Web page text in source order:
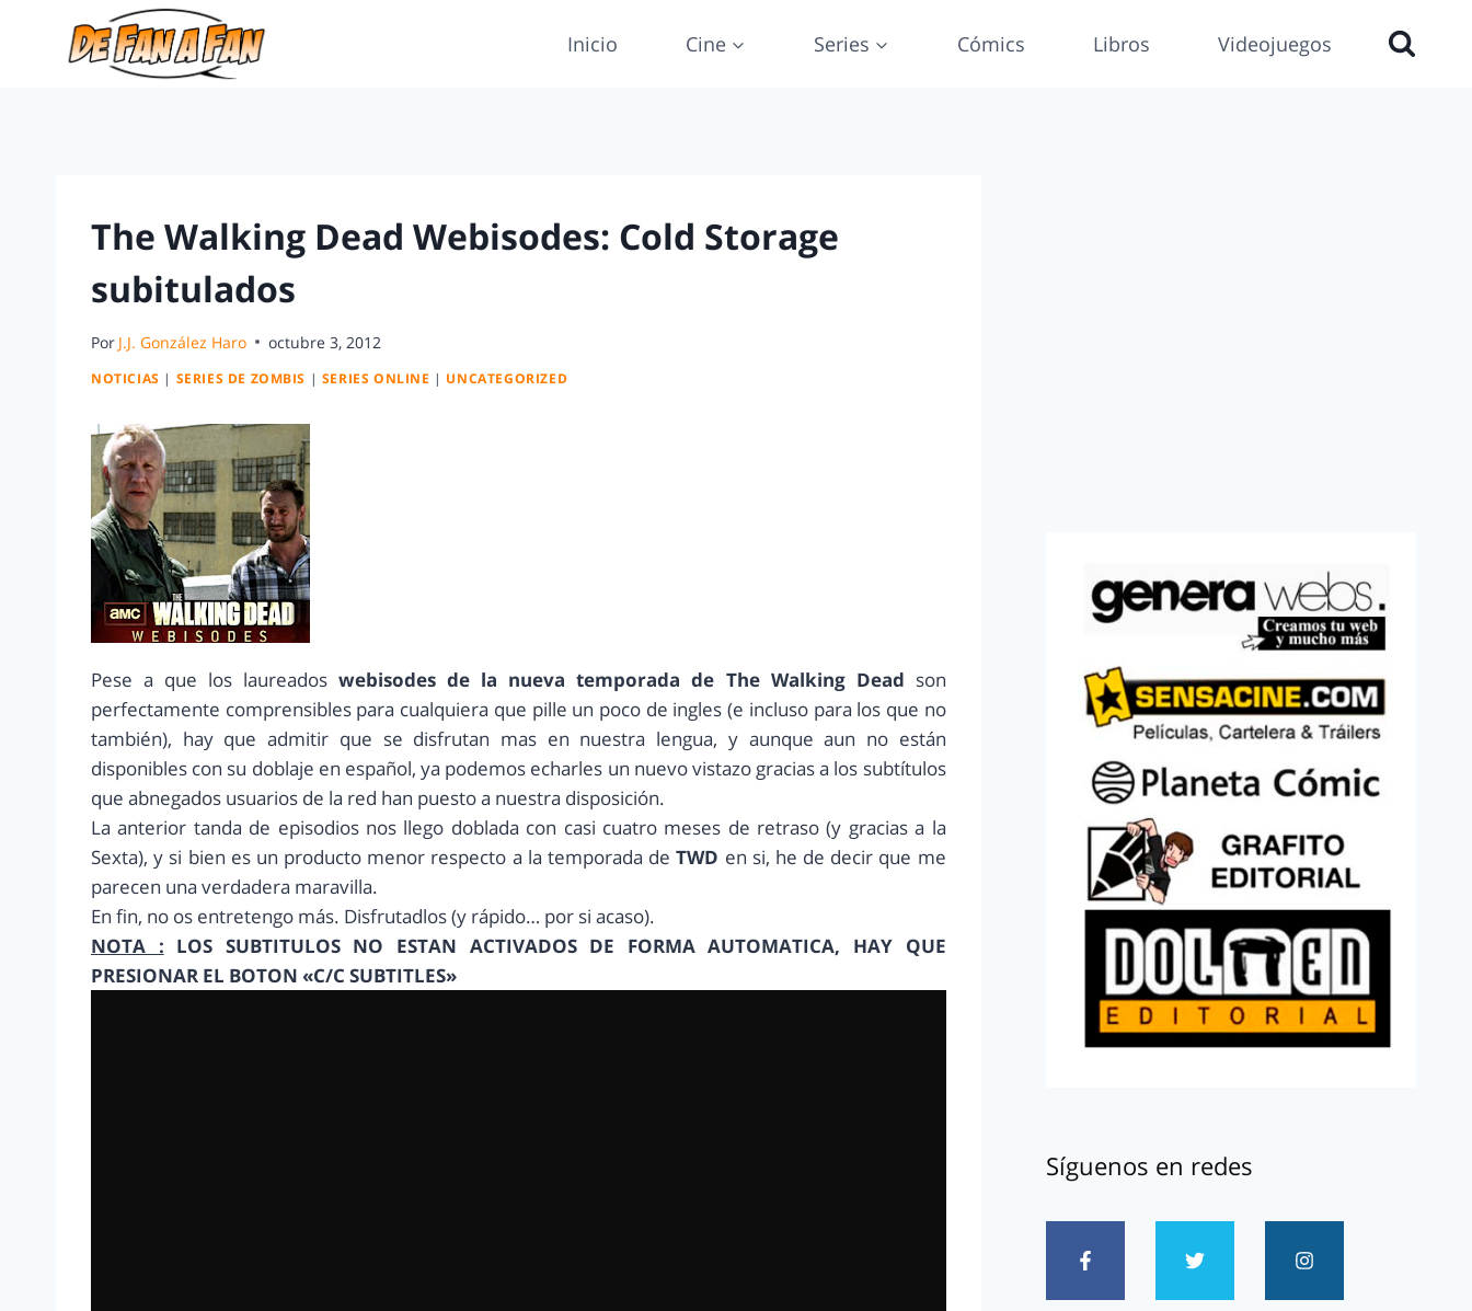
Inicio Cine Series Cómics Libros Videojuegos
The Walking Dead Webisodes: Cold Storage
subitulados
Por J.J. González Haro octubre 3, 2012
NOTICIAS | SERIES DE ZOMBIS | SERIES ONLINE | UNCATEGORIZED
Pese a que los laureadoswebisodes de la nueva temporada de The Walking Dead son
perfectamente comprensibles para cualquiera que pille un poco de ingles (e incluso para los que no
también), hay que admitir que se disfrutan mas en nuestra lengua, y aunque aun no están
disponibles con su doblaje en español, ya podemos echarles un nuevo vistazo gracias a los subtítulos
que abnegados usuarios de la red han puesto a nuestra disposición.
La anterior tanda de episodios nos llego doblada con casi cuatro meses de retraso (y gracias a la
Sexta), y si bien es un producto menor respecto a la temporada deTWD en si, he de decir que me
parecen una verdadera maravilla.
En fin, no os entretengo más. Disfrutadlos (y rápido… por si acaso).
NOTA : LOS SUBTITULOS NO ESTAN ACTIVADOS DE FORMA AUTOMATICA, HAY QUE
PRESIONAR EL BOTON «C/C SUBTITLES»
Síguenos en redes